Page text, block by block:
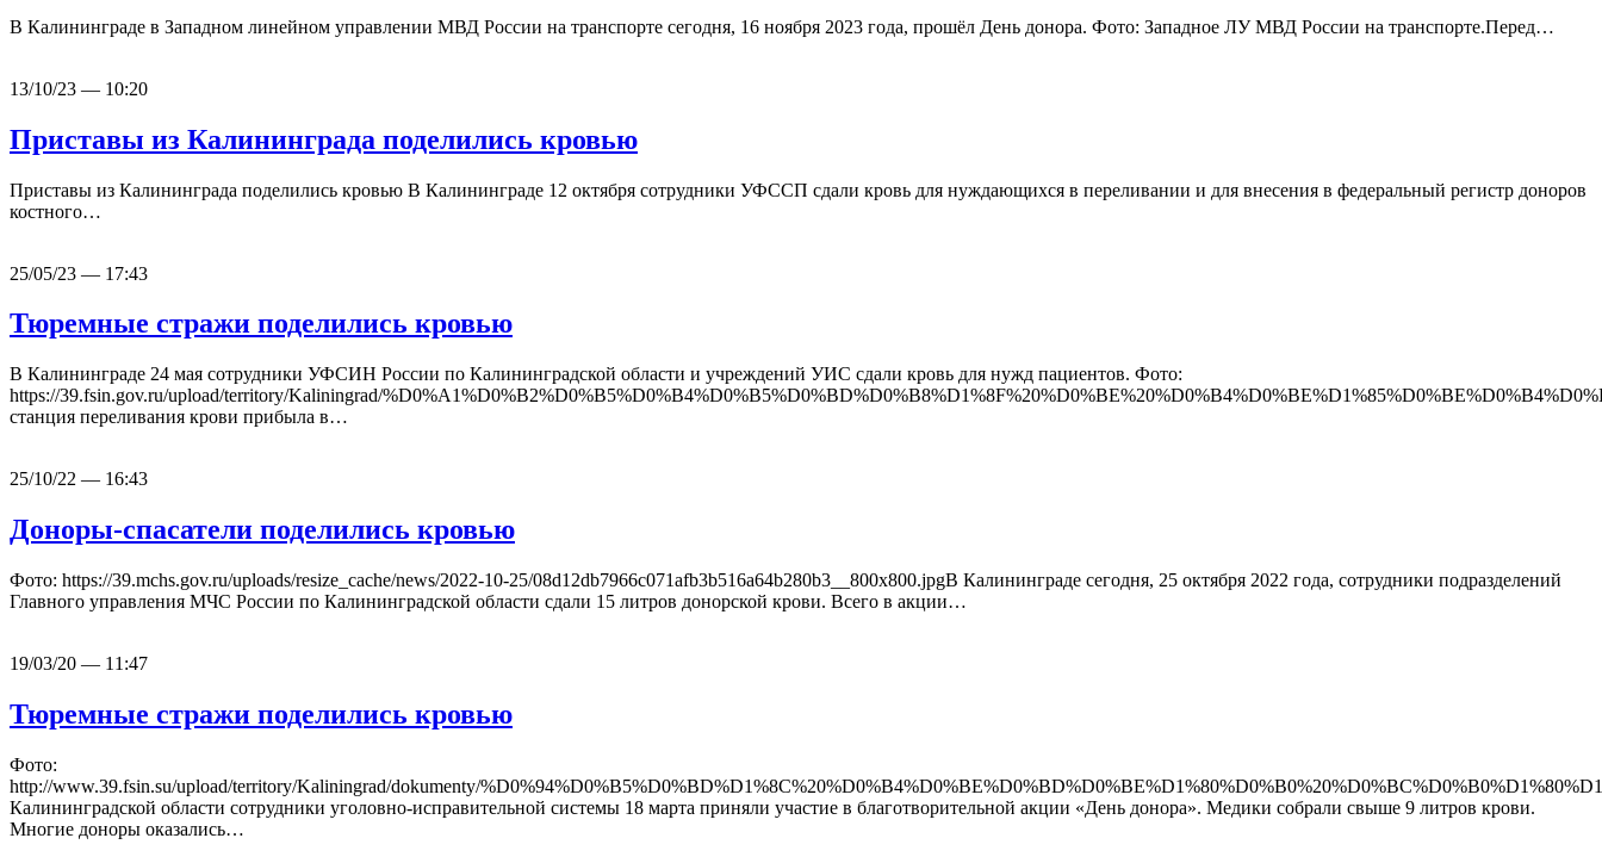
В Калининграде в Западном линейном управлении МВД России на транспорте сегодня, 16 ноября 2023 года, прошёл День донора. Фото: Западное ЛУ МВД России на транспорте.Перед…
13/10/23 — 10:20
Приставы из Калининграда поделились кровью
Приставы из Калининграда поделились кровью В Калининграде 12 октября сотрудники УФССП сдали кровь для нуждающихся в переливании и для внесения в федеральный регистр доноров
костного…
25/05/23 — 17:43
Тюремные стражи поделились кровью
В Калининграде 24 мая сотрудники УФСИН России по Калининградской области и учреждений УИС сдали кровь для нужд пациентов. Фото:
https://39.fsin.gov.ru/upload/territory/Kaliningrad/
станция переливания крови прибыла в…
25/10/22 — 16:43
Доноры-спасатели поделились кровью
Фото: https://39.mchs.gov.ru/uploads/resize_cache/news/2022-10-25/08d12db7966c071afb3b516a64b280b3__800x800.jpgВ Калининграде сегодня, 25 октября 2022 года, сотрудники подразделений
Главного управления МЧС России по Калининградской области сдали 15 литров донорской крови. Всего в акции…
19/03/20 — 11:47
Тюремные стражи поделились кровью
Фото:
http://www.39.fsin.su/upload/territory/Kaliningrad/dokumenty/
Калининградской области сотрудники уголовно-исправительной системы 18 марта приняли участие в благотворительной акции «День донора». Медики собрали свыше 9 литров крови.
Многие доноры оказались…